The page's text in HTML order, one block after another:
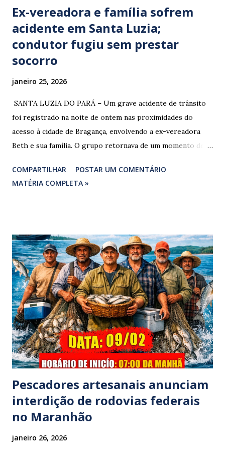
Ex-vereadora e família sofrem
acidente em Santa Luzia;
condutor fugiu sem prestar
socorro
janeiro 25, 2026
​ SANTA LUZIA DO PARÁ – Um grave acidente de trânsito
foi registrado na noite de ontem nas proximidades do
acesso à cidade de Bragança, envolvendo a ex-vereadora
Beth e sua família. O grupo retornava de um momento de
vereadora e irmão dos ex-vereadores de Bragança, Mauro
Rodrigues e Zeca Rodrigues , estava voltando do
família foi atingido por uma caminhonete. O condutor da
mesma apresentava sinais visíveis de embriaguez, e
diversas latas de bebidas alcoólicas foram avistadas no
interior do veículo. O motorista, identificado por
moradores locais como irmão do vereador "Neguinho do
Coco", de Santa Luzia do Pará, evadiu-se do local sem
prestar assistência às vítimas. ​Atendimento e Danos ​A
Polícia Rodoviária Federal (PRF) foi acionada para atender a
ocorrênc...
COMPARTILHAR
POSTAR UM COMENTÁRIO
MATÉRIA COMPLETA »
Pescadores artesanais anunciam
interdição de rodovias federais
no Maranhão
janeiro 26, 2026